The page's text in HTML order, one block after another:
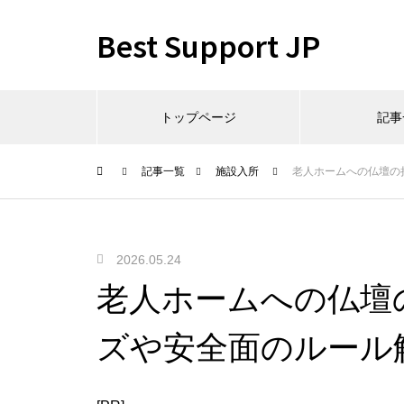
Best Support JP
トップページ 記
記事一覧 施設入所 老人ホームへの仏壇
2026.05.24
老人ホームへの仏壇
ズや安全面のルール